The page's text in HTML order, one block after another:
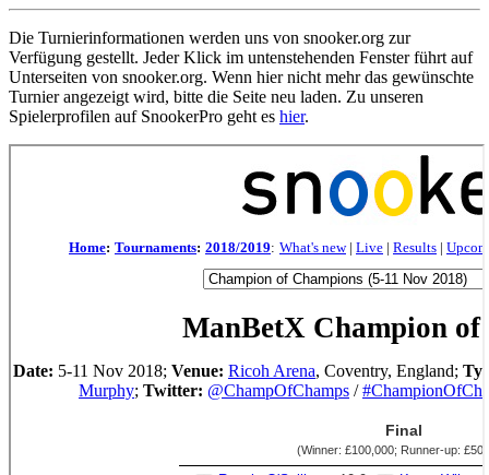
Die Turnierinformationen werden uns von snooker.org zur
Verfügung gestellt. Jeder Klick im untenstehenden Fenster führt auf
Unterseiten von snooker.org. Wenn hier nicht mehr das gewünschte
Turnier angezeigt wird, bitte die Seite neu laden. Zu unseren
Spielerprofilen auf SnookerPro geht es hier.